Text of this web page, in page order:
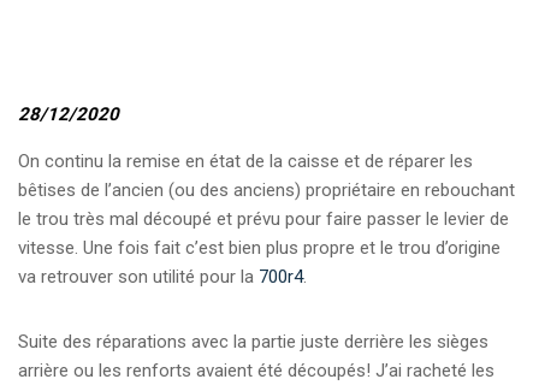
28/12/2020
On continu la remise en état de la caisse et de réparer les
bêtises de l’ancien (ou des anciens) propriétaire en rebouchant
le trou très mal découpé et prévu pour faire passer le levier de
vitesse. Une fois fait c’est bien plus propre et le trou d’origine
va retrouver son utilité pour la 700r4.
Suite des réparations avec la partie juste derrière les sièges
arrière ou les renforts avaient été découpés! J’ai racheté les